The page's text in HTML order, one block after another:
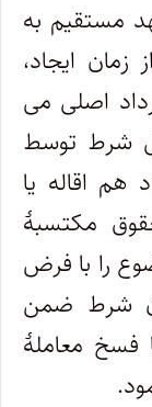
مستقیم به
زمان ایجاد،
اصلی می
شرط توسط
اقاله یا
مکتسبۀ
را با فرض
شرط ضمن
فسخ معاملۀ